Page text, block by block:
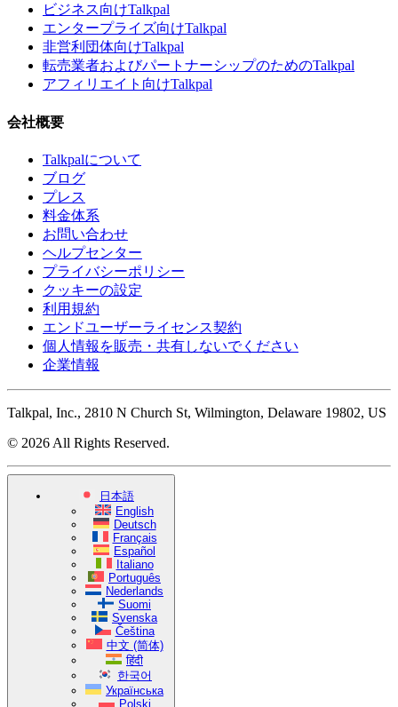
ビジネス向けTalkpal
エンタープライズ向けTalkpal
非営利団体向けTalkpal
転売業者およびパートナーシップのためのTalkpal
アフィリエイト向けTalkpal
会社概要
Talkpalについて
ブログ
プレス
料金体系
お問い合わせ
ヘルプセンター
プライバシーポリシー
クッキーの設定
利用規約
エンドユーザーライセンス契約
個人情報を販売・共有しないでください
企業情報
Talkpal, Inc., 2810 N Church St, Wilmington, Delaware 19802, US
© 2026 All Rights Reserved.
日本語
English
Deutsch
Français
Español
Italiano
Português
Nederlands
Suomi
Svenska
Čeština
中文 (简体)
हिंदी
한국어
Українська
Polski